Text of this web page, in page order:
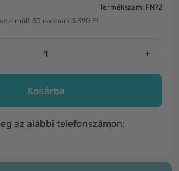
Termékszám: FN72
elmúlt 30 napban: 3.390 Ft
+
Kosárba
az alábbi telefonszámon: